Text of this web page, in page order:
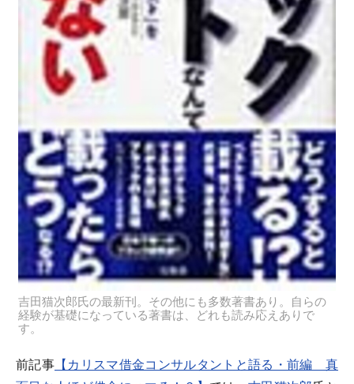
吉田猫次郎氏の最新刊。その他にも多数著書あり。自らの
経験が基礎になっている著書は、どれも読み応えありで
す。
前記事 【カリスマ借金コンサルタントと語る・前編 真